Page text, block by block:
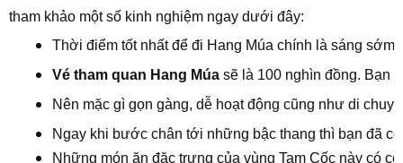
tham khảo một số kinh nghiệm ngay dưới đây:
Thời điểm tốt nhất để đi Hang Múa chính là sáng
Vé tham quan Hang Múa sẽ là 100 nghìn đồng. Bạn
Nên mặc gì gọn gàng, dễ hoạt động cũng như di
Ngay khi bước chân tới những bậc thang thì bạn đã
Những món ăn đặc trưng của vùng Tam Cốc này có